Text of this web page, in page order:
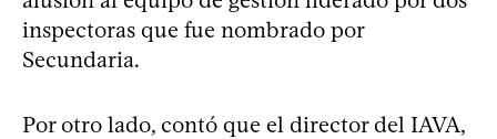
inspectoras que fue nombrado por
Secundaria.
Por otro lado, contó que el director del IAVA,